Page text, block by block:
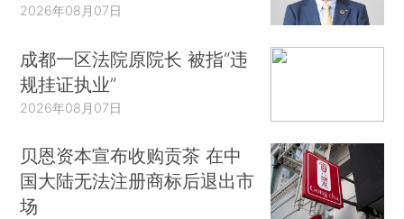
2026年08月07日
成都一区法院原院长 被指“违
规挂证执业”
2026年08月07日
贝恩资本宣布收购贡茶 在中
国大陆无法注册商标后退出市
场